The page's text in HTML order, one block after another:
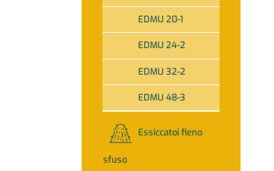
EDMU 20-1
EDMU 24-2
EDMU 32-2
EDMU 48-3
Essiccatoi fieno
sfuso